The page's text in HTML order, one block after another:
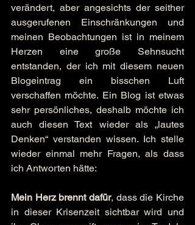
verändert, aber angesichts der seither
ausgerufenen Einschränkungen und
meinen Beobachtungen ist in meinem
Herzen eine große Sehnsucht
entstanden, der ich mit diesem neuen
Blogeintrag ein bisschen Luft
verschaffen möchte. Ein Blog ist etwas
sehr persönliches, deshalb möchte ich
auch diesen Text wieder als „lautes
Denken“ verstanden wissen. Ich stelle
wieder einmal mehr Fragen, als dass
ich Antworten hätte:
Mein Herz brennt dafür, dass die Kirche
in dieser Krisenzeit sichtbar wird und